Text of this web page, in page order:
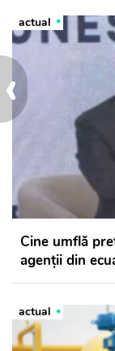
‹
actual
Cine umflă
agenții din
actual